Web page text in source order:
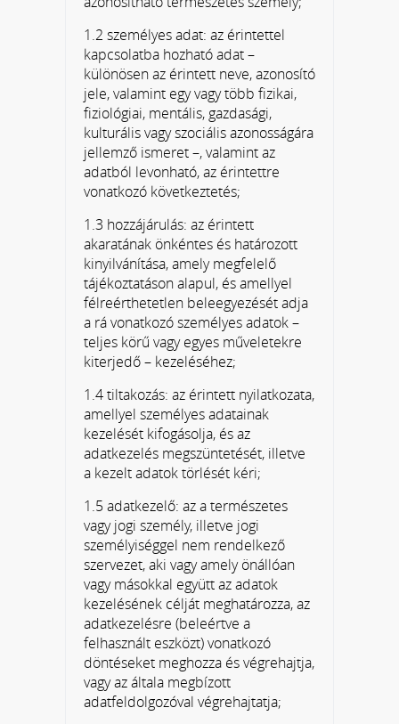
1.2 személyes adat: az érintettel
kapcsolatba hozható adat –
különösen az érintett neve, azonosító
jele, valamint egy vagy több fizikai,
fiziológiai, mentális, gazdasági,
kulturális vagy szociális azonosságára
jellemző ismeret –, valamint az
adatból levonható, az érintettre
vonatkozó következtetés;
1.3 hozzájárulás: az érintett
akaratának önkéntes és határozott
kinyilvánítása, amely megfelelő
tájékoztatáson alapul, és amellyel
félreérthetetlen beleegyezését adja
a rá vonatkozó személyes adatok –
teljes körű vagy egyes műveletekre
kiterjedő – kezeléséhez;
1.4 tiltakozás: az érintett nyilatkozata,
amellyel személyes adatainak
kezelését kifogásolja, és az
adatkezelés megszüntetését, illetve
a kezelt adatok törlését kéri;
1.5 adatkezelő: az a természetes
vagy jogi személy, illetve jogi
személyiséggel nem rendelkező
szervezet, aki vagy amely önállóan
vagy másokkal együtt az adatok
kezelésének célját meghatározza, az
adatkezelésre (beleértve a
felhasznált eszközt) vonatkozó
döntéseket meghozza és végrehajtja,
vagy az általa megbízott
adatfeldolgozóval végrehajtatja;